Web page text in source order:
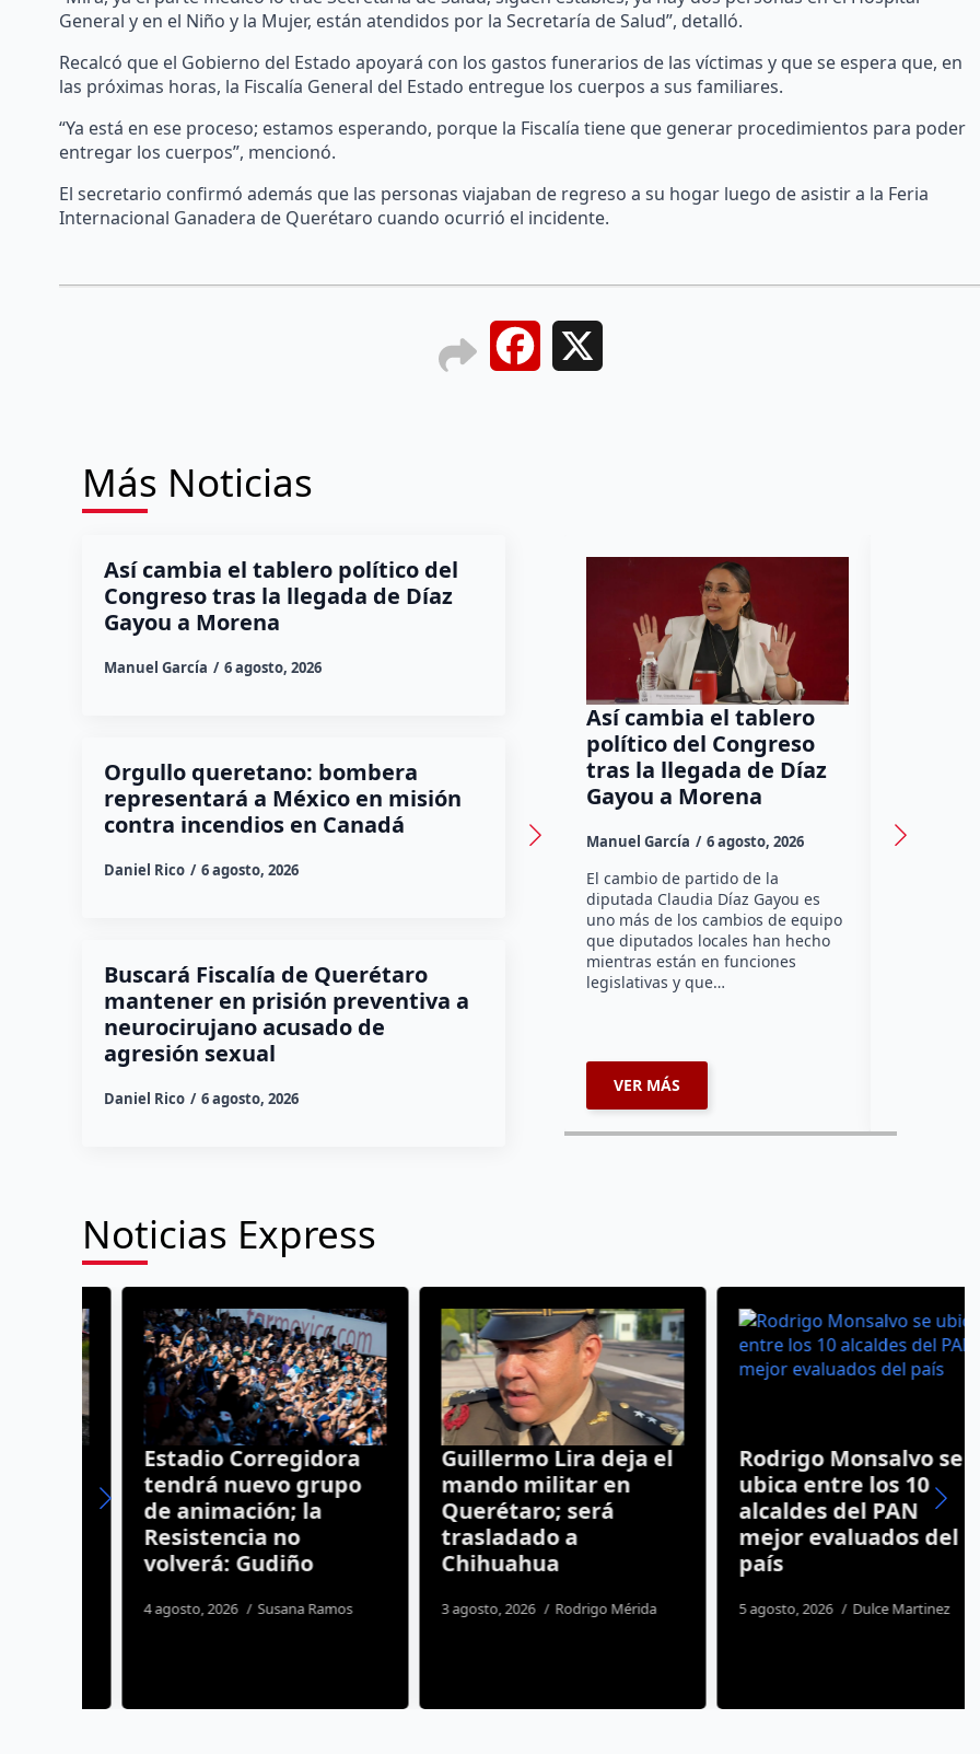
General y en el Niño y la Mujer, están atendidos por la Secretaría de Salud”, detalló.
Recalcó que el Gobierno del Estado apoyará con los gastos funerarios de las víctimas y que se espera que, en
las próximas horas, la Fiscalía General del Estado entregue los cuerpos a sus familiares.
“Ya está en ese proceso; estamos esperando, porque la Fiscalía tiene que generar procedimientos para poder
entregar los cuerpos”, mencionó.
El secretario confirmó además que las personas viajaban de regreso a su hogar luego de asistir a la Feria
Internacional Ganadera de Querétaro cuando ocurrió el incidente.
Facebook
Más Noticias
Así cambia el tablero político del
Congreso tras la llegada de Díaz
Gayou a Morena
Manuel García 6 agosto, 2026
Orgullo queretano: bombera
representará a México en misión
contra incendios en Canadá
Daniel Rico 6 agosto, 2026
Buscará Fiscalía de Querétaro
mantener en prisión preventiva a
neurocirujano acusado de
agresión sexual
Daniel Rico 6 agosto, 2026
Así cambia el tablero
político del Congreso
tras la llegada de Díaz
Gayou a Morena
Manuel García 6 agosto, 2026
El cambio de partido de la
diputada Claudia Díaz Gayou es
uno más de los cambios de equipo
que diputados locales han hecho
mientras están en funciones
legislativas y que…
VER MÁS
Canadá
Noticias Express
Estadio Corregidora
tendrá nuevo grupo
de animación; la
Resistencia no
volverá: Gudiño
4 agosto, 2026 Susana Ramos
Guillermo Lira deja el
mando militar en
Querétaro; será
trasladado a
Chihuahua
3 agosto, 2026 Rodrigo Mérida
Rodrigo Monsalvo se
ubica entre los 10
alcaldes del PAN
mejor evaluados del
país
5 agosto, 2026 Dulce Martinez